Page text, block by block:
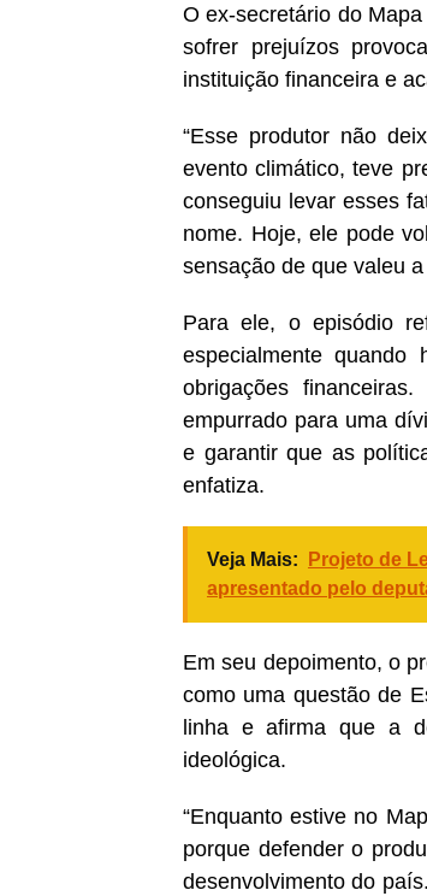
O ex-secretário do
sofrer prejuízos
instituição financeira e
“Esse produtor não
evento climático, teve
conseguiu levar esses
nome. Hoje, ele pode
sensação de que valeu
Para ele, o episódio
especialmente
obrigações
empurrado para uma
e garantir que as
enfatiza.
Veja Mais:
Projeto de
apresentado pelo
Em seu depoimento, o
como uma questão de
linha e afirma que a
ideológica.
“Enquanto estive no
porque defender o
desenvolvimento do